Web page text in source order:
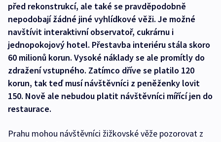
před rekonstrukcí, ale také se pravděpodobně
nepodobají žádné jiné vyhlídkové věži. Je možné
navštívit interaktivní observatoř, cukrárnu i
jednopokojový hotel. Přestavba interiéru stála skoro
60 milionů korun. Vysoké náklady se ale promítly do
zdražení vstupného. Zatímco dříve se platilo 120
korun, tak teď musí návštěvníci z peněženky lovit
150. Nově ale nebudou platit návštěvníci mířící jen do
restaurace.
Prahu mohou návštěvníci žižkovské věže pozorovat z